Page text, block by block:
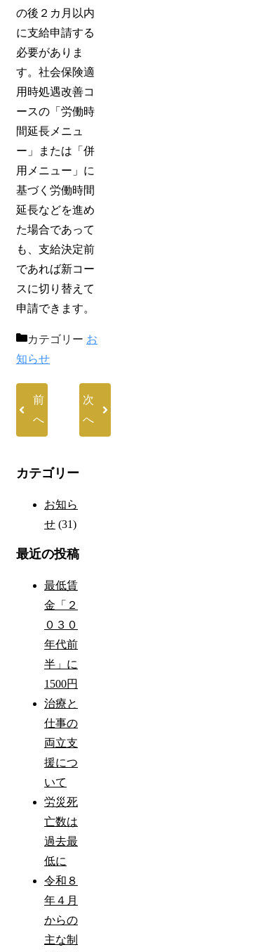
の後２カ月以内
に支給申請する
必要がありま
す。社会保険適
用時処遇改善コ
ースの「労働時
間延長メニュ
ー」または「併
用メニュー」に
基づく労働時間
延長などを進め
た場合であって
も、支給決定前
であれば新コー
スに切り替えて
申請できます。
カテゴリー お
知らせ
前
へ
次
へ
カテゴリー
お知ら
せ (31)
最近の投稿
最低賃
金「２
０３０
年代前
半」に
1500円
治療と
仕事の
両立支
援につ
いて
労災死
亡数は
過去最
低に
令和８
年４月
からの
主な制